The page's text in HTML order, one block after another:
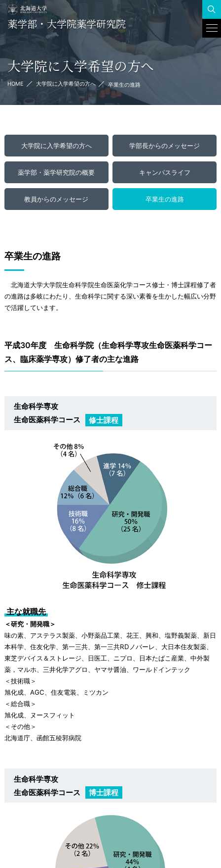
薬学部・大学院薬学研究院
大学院に入学希望の方へ
HOME 大学院に入学希望の方へ 卒業生の進路
大学院に入学希望の方へ 学部長からのメッセージ
薬学部・薬学研究院の概要 キャンパスライフ
教員からのメッセージ 卒業生の進路
卒業生の進路
北海道大学大学院生命科学院生命医薬化学コース修士・博士課程修了者
の進路は多岐にわたり、生命科学に関する深い素養を生かした幅広い分野
で活躍しています。
平成30年度 生命科学院（生命科学専攻生命医薬科学コー
ス、臨床薬学専攻）修了者の主な進路
生命科学専攻
生命医薬科学コース
修士課程
主な就職先
＜研究・開発職＞
味の素、アステラス製薬、小野薬品工業、花王、興和、塩野義製薬、新日
本科学、住友化学、第一三共、第一三共RDノバーレ、大日本住友製薬、
東芝デバイス＆ストレージ、日医工、ニプロ、日本たばこ産業、中外製
薬，マルホ、三井化学アグロ、ヤマサ醤油、ワールドインテック
＜技術職＞
旭化成、AGC、住友電装、ミツカン
＜総合職＞
旭化成、ヌースフィット
＜その他＞
北海道庁、函館五稜郭病院
生命科学専攻
生命医薬科学コース
博士課程